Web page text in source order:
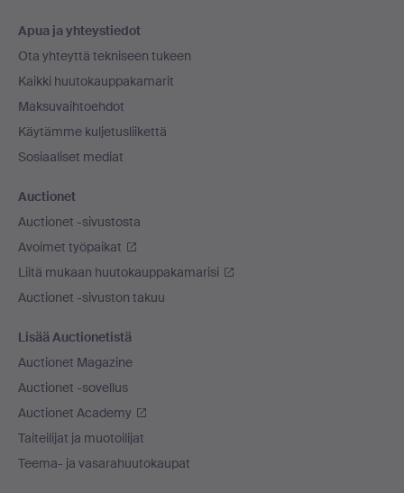
Apua ja yhteystiedot
Ota yhteyttä tekniseen tukeen
Kaikki huutokauppakamarit
Maksuvaihtoehdot
Käytämme kuljetusliikettä
Sosiaaliset mediat
Auctionet
Auctionet -sivustosta
Avoimet työpaikat
Liitä mukaan huutokauppakamarisi
Auctionet -sivuston takuu
Lisää Auctionetistä
Auctionet Magazine
Auctionet -sovellus
Auctionet Academy
Taiteilijat ja muotoilijat
Teema- ja vasarahuutokaupat